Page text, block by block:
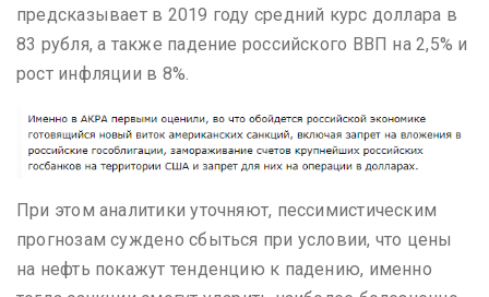
предсказывает в 2019 году средний курс доллара в
83 рубля, а также падение российского ВВП на 2,5% и
рост инфляции в 8%.
При этом аналитики уточняют, пессимистическим
прогнозам суждено сбыться при условии, что цены
на нефть покажут тенденцию к падению, именно